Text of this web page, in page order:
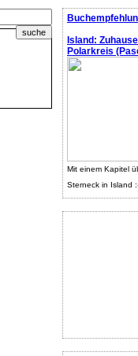
Island:
Polarkreis
Mit einem Kapitel
Sterneck in Island